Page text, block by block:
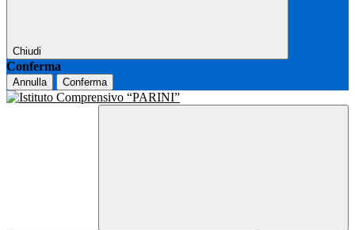
Chiudi
Conferma
Annulla Conferma